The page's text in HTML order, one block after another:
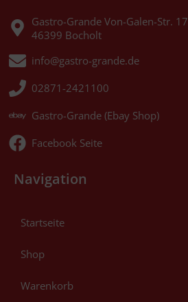
Gastro-Grande Von-Galen-Str. 17
46399 Bocholt
info@gastro-grande.de
02871-2421100
Gastro-Grande (Ebay Shop)
Facebook Seite
Navigation
Startseite
Shop
Warenkorb